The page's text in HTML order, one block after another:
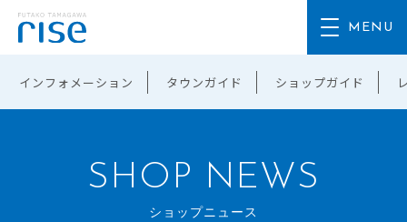
インフォメーション タウンガイド ショップガイド
SHOP NEWS
ショップニュース